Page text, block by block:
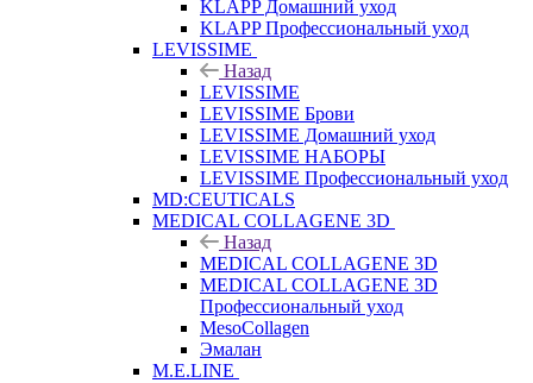
KLAPP Домашний уход
KLAPP Профессиональный уход
LEVISSIME
Назад
LEVISSIME
LEVISSIME Брови
LEVISSIME Домашний уход
LEVISSIME НАБОРЫ
LEVISSIME Профессиональный уход
MD:CEUTICALS
MEDICAL COLLAGENE 3D
Назад
MEDICAL COLLAGENE 3D
MEDICAL COLLAGENE 3D
Профессиональный уход
MesoCollagen
Эмалан
M.E.LINE